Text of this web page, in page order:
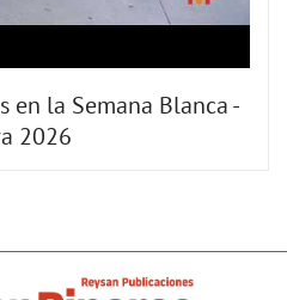
en la Semana Blanca -
2026